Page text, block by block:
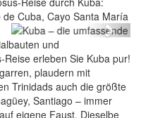
Cuba, Cayo Santa María
Next
und
erleben Sie Kuba pur!
plaudern mit
Trinidads auch die größte
Santiago – immer
eigene Faust. Dieselbe